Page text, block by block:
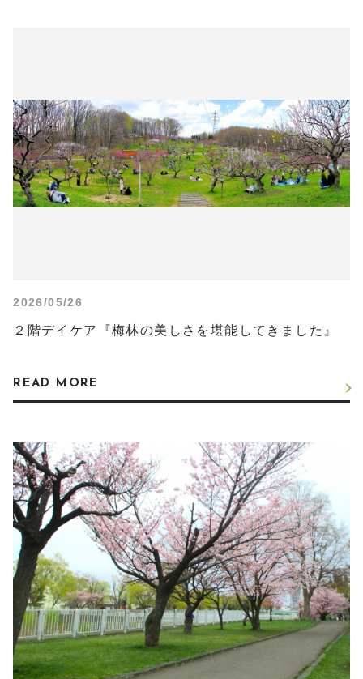
2026/05/26
２階デイケア『梅林の美しさを堪能してきました』
READ MORE